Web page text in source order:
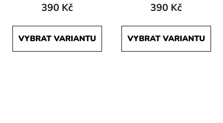
390 Kč
VYBRAT VARIANTU
390 Kč
VYBRAT VARIANTU